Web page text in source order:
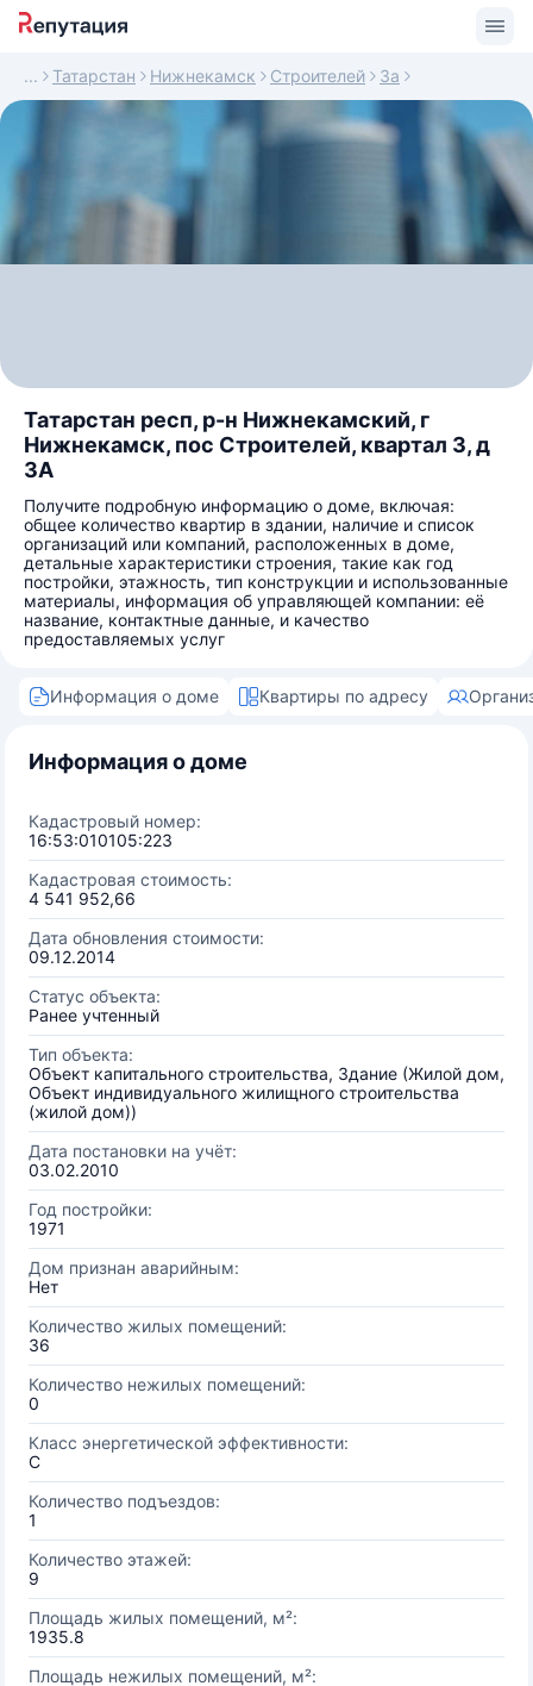
Татарстан Нижнекамск Строителей 3а
Татарстан респ, р-н Нижнекамский, г
Нижнекамск, пос Строителей, квартал 3, д
3А
Получите подробную информацию о доме, включая:
общее количество квартир в здании, наличие и список
организаций или компаний, расположенных в доме,
детальные характеристики строения, такие как год
постройки, этажность, тип конструкции и использованные
материалы, информация об управляющей компании: её
название, контактные данные, и качество
предоставляемых услуг
Информация о доме Квартиры по адресу
Информация о доме
Кадастровый номер:
16:53:010105:223
Кадастровая стоимость:
4 541 952,66
Дата обновления стоимости:
09.12.2014
Статус объекта:
Ранее учтенный
Тип объекта:
Объект капитального строительства, Здание (Жилой дом,
Объект индивидуального жилищного строительства
(жилой дом))
Дата постановки на учёт:
03.02.2010
Год постройки:
1971
Дом признан аварийным:
Нет
Количество жилых помещений:
36
Количество нежилых помещений:
0
Класс энергетической эффективности:
C
Количество подъездов:
1
Количество этажей:
9
Площадь жилых помещений, м²:
1935.8
Площадь нежилых помещений, м²: